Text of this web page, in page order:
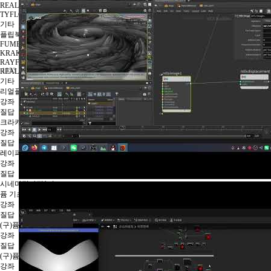
REALFLOW
TYFLOW
기타
플립북과정1기
FUMEFX
KRAKATOA
RAYFIRE
REALFLOW
기타
리얼플로우특강 1기 강의실
강좌
질답
크라카토아특강 1기 강의실
강좌
질답
레이파이어특강 1기 강의실
강좌
질답
시네마틱과정1기
퓸 기초 2기 강의실
강좌
질답
(구)퓸1기 챕터1,2 강의실
강좌
질답
(구)퓸1기 챕터3 강의실
강좌
1353